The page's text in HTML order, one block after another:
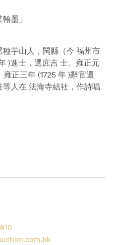
墨」
芋山人，閩縣（今 福州市
)進士，選庶吉 士。雍正元
正三年 (1725 年 )辭官還
人在 法海寺結社，作詩唱